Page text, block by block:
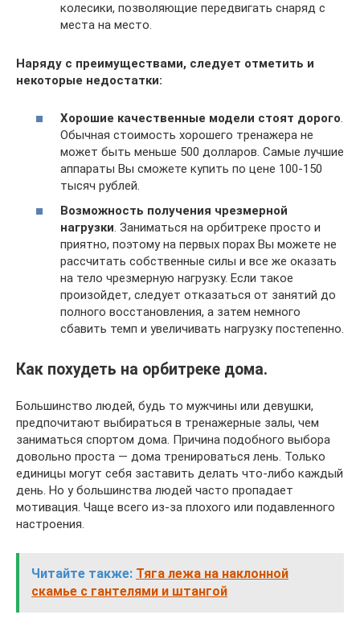
колесики, позволяющие передвигать снаряд с
места на место.
Наряду с преимуществами, следует отметить и
некоторые недостатки:
Хорошие качественные модели стоят дорого
Обычная стоимость хорошего тренажера не
может быть меньше 500 долларов. Самые лучшие
аппараты Вы сможете купить по цене 100-150
тысяч рублей.
Возможность получения чрезмерной
нагрузки. Заниматься на орбитреке просто и
приятно, поэтому на первых порах Вы можете не
рассчитать собственные силы и все же оказать
на тело чрезмерную нагрузку. Если такое
произойдет, следует отказаться от занятий до
полного восстановления, а затем немного
сбавить темп и увеличивать нагрузку постепенно.
Как похудеть на орбитреке дома.
Большинство людей, будь то мужчины или девушки,
предпочитают выбираться в тренажерные залы, чем
заниматься спортом дома. Причина подобного выбора
довольно проста — дома тренироваться лень. Только
единицы могут себя заставить делать что-либо каждый
день. Но у большинства людей часто пропадает
мотивация. Чаще всего из-за плохого или подавленного
настроения.
Читайте также: Тяга лежа на наклонной
скамье с гантелями и штангой